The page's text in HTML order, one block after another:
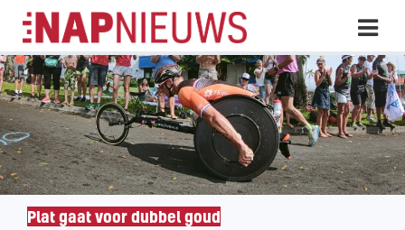
Skip
naar
inhoud
Plat gaat voor dubbel goud